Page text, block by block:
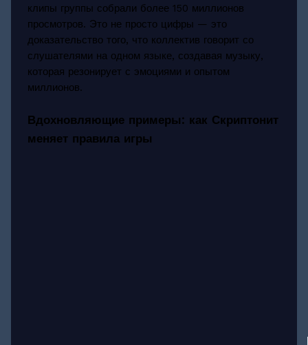
клипы группы собрали более 150 миллионов
просмотров. Это не просто цифры — это
доказательство того, что коллектив говорит со
слушателями на одном языке, создавая музыку,
которая резонирует с эмоциями и опытом
миллионов.
Вдохновляющие примеры: как Скриптонит
меняет правила игры